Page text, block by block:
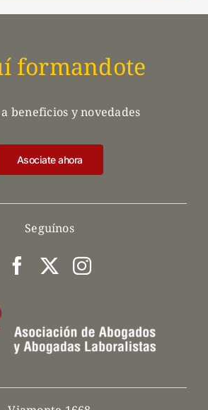
Seguínos
formandote
beneficios y novedades
Asociate ahora